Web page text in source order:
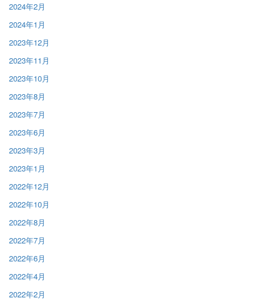
2024年2月
2024年1月
2023年12月
2023年11月
2023年10月
2023年8月
2023年7月
2023年6月
2023年3月
2023年1月
2022年12月
2022年10月
2022年8月
2022年7月
2022年6月
2022年4月
2022年2月